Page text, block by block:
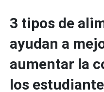
3 tipos de
ayudan a
aumentar la
los